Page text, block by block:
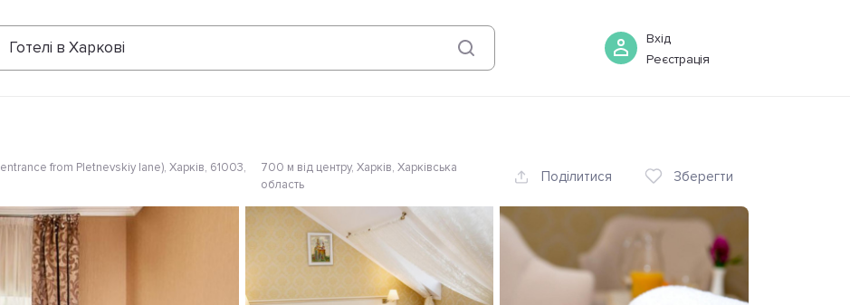
Готелі в Харкові
Вхід
Реєстрація
07 серпня Бронювати
from Pletnevskiy lane), Харків, 61003,
700 м від центру, Харків, Харківська
область
Поділитися Зберегти